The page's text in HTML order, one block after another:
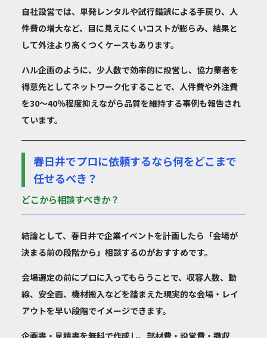
自社設営では、単発レンタルや試行錯誤による手戻り、人
件費の増大など、目に見えにくいコストが膨らみ、結果と
して外注より高くつくケースもあります。
ハル企画のように、少人数で効率的に設営し、協力業者を
得意先としてネットワーク化することで、人件費や外注費
を30〜40％程度抑えながら品質を維持する事例も報告され
ています。
春日井でプロに依頼するなら何をどこまで
任せるべき？
どこから相談すべきか？
結論として、春日井で企業イベントを計画したら「会場が
決まる前の段階から」相談するのがおすすめです。
会場選定の前にプロに入ってもらうことで、収容人数、動
線、安全面、機材搬入などを踏まえた現実的な会場・レイ
アウトを早い段階でイメージできます。
企画書・見積書を無料で作成し、部材費・設営費・撤収